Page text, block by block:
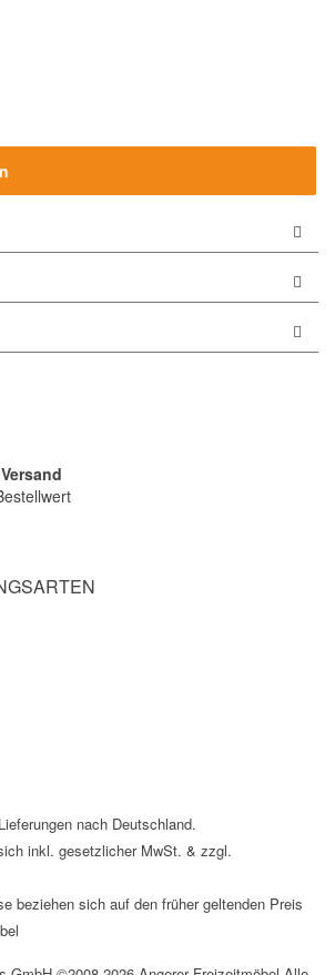
nach Deutschland.
inkl. gesetzlicher MwSt. & zzgl.
beziehen sich auf den früher geltenden Preis